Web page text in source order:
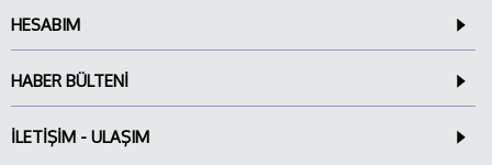
HESABIM
HABER BÜLTENI
İLETIŞIM - ULAŞIM